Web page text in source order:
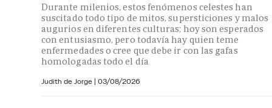
Durante milenios, estos fenómenos celestes han
suscitado todo tipo de mitos, supersticiones y malos
augurios en diferentes culturas; hoy son esperados
con entusiasmo, pero todavía hay quien teme
enfermedades o cree que debe ir con las gafas
homologadas todo el día
Judith de Jorge | 03/08/2026